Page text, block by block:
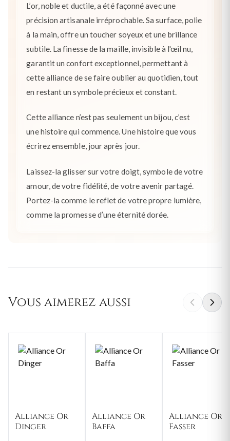
L’or, noble et ductile, a été façonné avec une
précision artisanale irréprochable. Sa surface, polie
à la main, offre un toucher soyeux et une brillance
subtile. La finesse de la maille, invisible à l'œil nu,
garantit un confort exceptionnel, permettant à
cette alliance de se faire oublier au quotidien, tout
en restant un symbole précieux et constant.
Cette alliance n’est pas seulement un bijou, c’est
une histoire qui commence. Une histoire que vous
écrirez ensemble, jour après jour.
Laissez-la glisser sur votre doigt, symbole de votre
amour, de votre fidélité, de votre avenir partagé.
Portez-la comme le reflet de votre propre lumière,
comme la promesse d’une éternité dorée.
Vous aimerez aussi
Alliance Or
Dinger
Alliance Or
Baffa
Alliance Or
Fasser